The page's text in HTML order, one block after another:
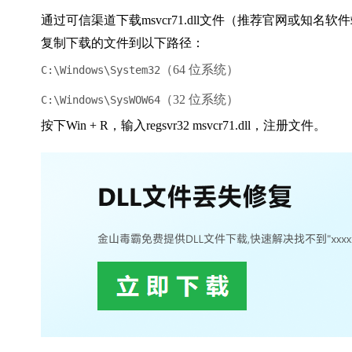
通过可信渠道下载msvcr71.dll文件（推荐官网或知名软
复制下载的文件到以下路径：
C:\Windows\System32 （64 位系统）
C:\Windows\SysWOW64 （32 位系统）
按下Win + R ，输入regsvr32 msvcr71.dll ，注册文件。